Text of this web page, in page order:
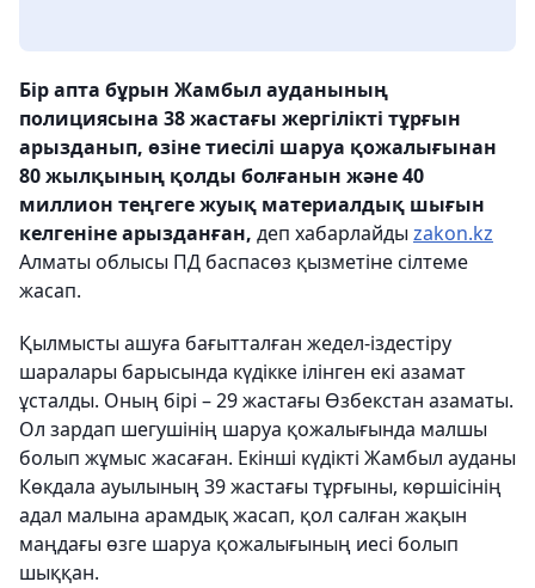
Бір апта бұрын Жамбыл ауданының
полициясына 38 жастағы жергілікті тұрғын
арызданып, өзіне тиесілі шаруа қожалығынан
80 жылқының қолды болғанын және 40
миллион теңгеге жуық материалдық шығын
келгеніне арызданған, деп хабарлайды zakon.kz
Алматы облысы ПД баспасөз қызметіне сілтеме
жасап.
Қылмысты ашуға бағытталған жедел-іздестіру
шаралары барысында күдікке ілінген екі азамат
ұсталды. Оның бірі – 29 жастағы Өзбекстан азаматы.
Ол зардап шегушінің шаруа қожалығында малшы
болып жұмыс жасаған. Екінші күдікті Жамбыл ауданы
Көкдала ауылының 39 жастағы тұрғыны, көршісінің
адал малына арамдық жасап, қол салған жақын
маңдағы өзге шаруа қожалығының иесі болып
шыққан.